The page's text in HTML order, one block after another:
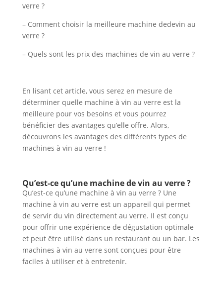
verre ?
– Comment choisir la meilleure machine dedevin au
verre ?
– Quels sont les prix des machines de vin au verre ?
En lisant cet article, vous serez en mesure de
déterminer quelle machine à vin au verre est la
meilleure pour vos besoins et vous pourrez
bénéficier des avantages qu’elle offre. Alors,
découvrons les avantages des différents types de
machines à vin au verre !
Qu’est-ce qu’une machine de vin au verre ?
Qu’est-ce qu’une machine à vin au verre ? Une
machine à vin au verre est un appareil qui permet
de servir du vin directement au verre. Il est conçu
pour offrir une expérience de dégustation optimale
et peut être utilisé dans un restaurant ou un bar. Les
machines à vin au verre sont conçues pour être
faciles à utiliser et à entretenir.